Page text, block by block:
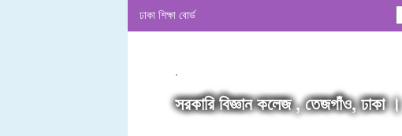
ঢাকা শিক্ষা বোর্ড
.
সরকারি বিজ্ঞান কলেজ , তেজগাঁও, ঢাকা ।